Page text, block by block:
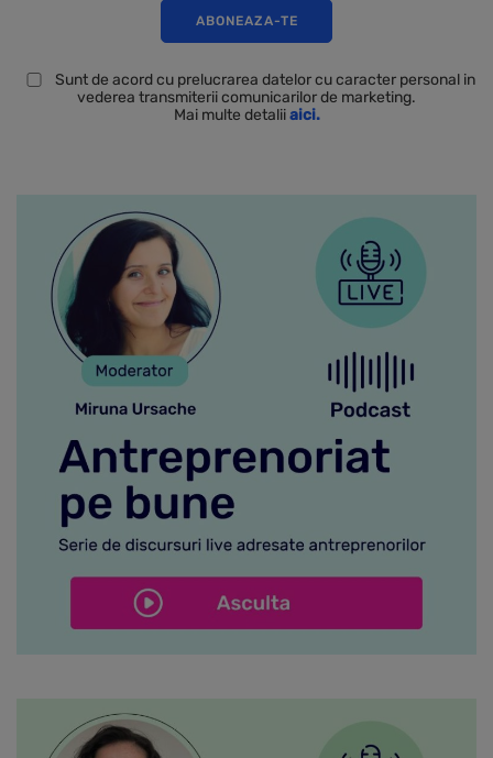
Sunt de acord cu prelucrarea datelor cu caracter personal in
vederea transmiterii comunicarilor de marketing.
Mai multe detaliiaici.